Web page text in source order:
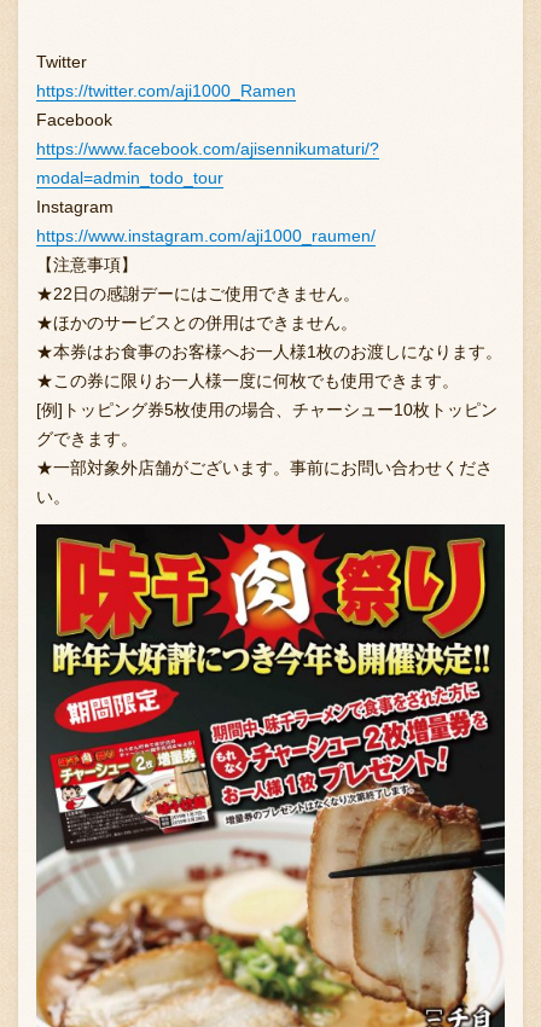
採用情報
〒869-1107 熊本県菊池郡菊陽町辛川448
TEL:096-349-2222
FAX:096-349-2288
Twitter
https://twitter.com/aji1000_Ramen
Facebook
https://www.facebook.com/ajisennikumaturi/?
modal=admin_todo_tour
Instagram
https://www.instagram.com/aji1000_raumen/
【注意事項】
★22日の感謝デーにはご使用できません。
★ほかのサービスとの併用はできません。
★本券はお食事のお客様へお一人様1枚のお渡しになります。
★この券に限りお一人様一度に何枚でも使用できます。
[例]トッピング券5枚使用の場合、チャーシュー10枚トッピン
グできます。
★一部対象外店舗がございます。事前にお問い合わせくださ
い。